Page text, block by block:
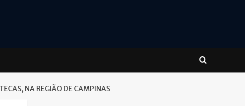
NA REGIÃO DE CAMPINAS